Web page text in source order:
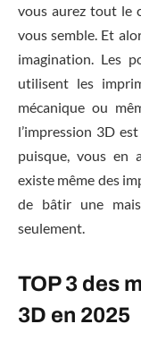
vous aurez tout le
vous semble. Et
imagination. Les
utilisent les
mécanique ou
l’impression 3D
puisque, vous en
existe même des
de bâtir une
seulement.
TOP 3 des
3D en 2025